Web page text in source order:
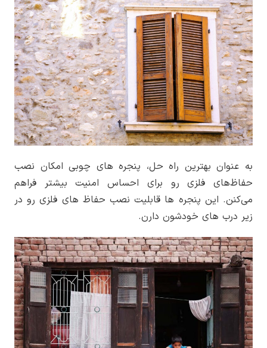
به عنوان بهترین راه حل، پنجره های چوبی امکان نصب
حفاظ‌های فلزی رو برای احساس امنیت بیشتر فراهم
می‌کنن. این پنجره ها قابلیت نصب حفاظ های فلزی رو در
زیر درب های خودشون دارن.